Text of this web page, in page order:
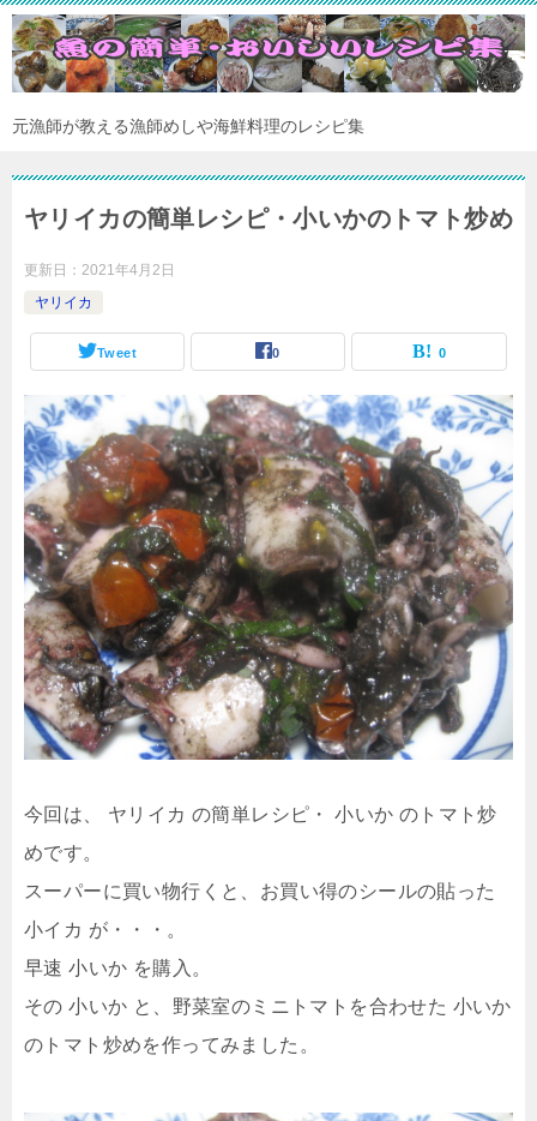
元漁師が教える漁師めしや海鮮料理のレシピ集
ヤリイカの簡単レシピ・小いかのトマト炒め
更新日： 2021年4月2日
ヤリイカ
Tweet 0 0
今回は、 ヤリイカ の簡単レシピ・ 小いか のトマト炒
めです。
スーパーに買い物行くと、お買い得のシールの貼った
小イカ が・・・。
早速 小いか を購入。
その 小いか と、野菜室のミニトマトを合わせた 小いか
のトマト炒めを作ってみました。